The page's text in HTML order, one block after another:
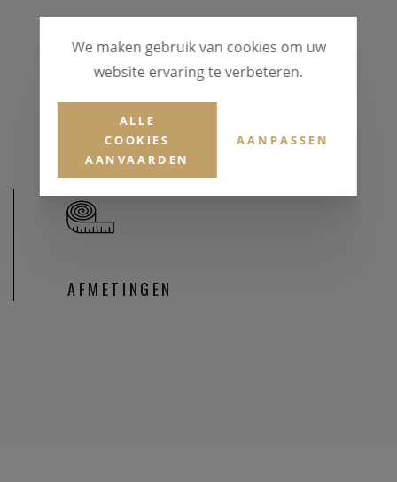
Geelgoud 18 karaat
AFMETINGEN
We maken gebruik van cookies om uw
website ervaring te verbeteren.
ALLE
COOKIES
AANVAARDEN
AANPASSEN